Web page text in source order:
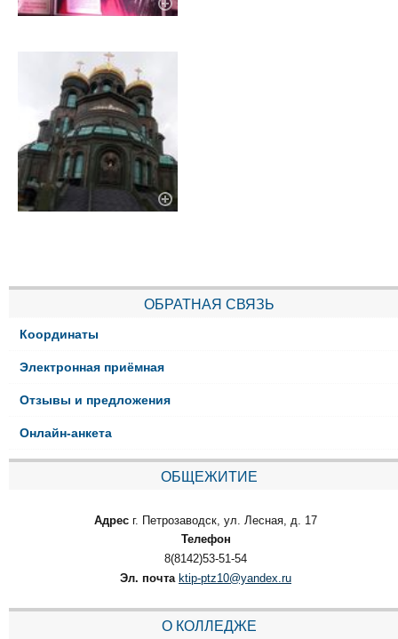
ОБРАТНАЯ СВЯЗЬ
Координаты
Электронная приёмная
Отзывы и предложения
Онлайн-анкета
ОБЩЕЖИТИЕ
Адрес г. Петрозаводск, ул. Лесная, д. 17
Телефон
8(8142)53-51-54
Эл. почта ktip-ptz10@yandex.ru
О КОЛЛЕДЖЕ